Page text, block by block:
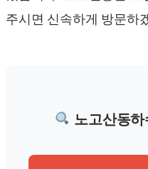
주시면 신속하게 방문하
노고산동